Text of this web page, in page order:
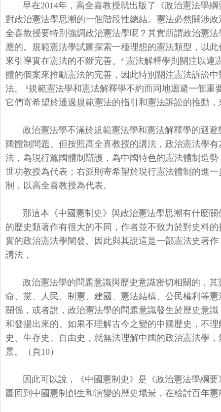
早在2014年，高全喜教授就出版了《政治憲法學綱
對政治憲法學思潮的一個階段性總結。憲法必然關涉政
全喜教授要特別強調政治憲法學呢？其實所謂政治憲法
應的。 規範憲法學試圖探索一種理想的憲法類型， 以
來引導實在憲法的不斷完善。⁴ 憲法解釋學則關注以違
體的個案來推動憲法的完善， 因此特別關注憲法訴訟
法。 ⁵規範憲法學和憲法解釋學不約而同地迴避一個重
它們寄希望於通過規範憲法的指引和憲法訴訟的推動，
政治憲法學不滿於規範憲法學和憲法解釋學的迴避
國體制問題。 但按照高全喜教授的講法，政治憲法學
法，為現行黨國體制辯護， 為中國特色的憲法體制造
世功教授為代表； 右派則寄希望於現行憲法體制的進一
制，以高全喜教授為代表。
那這本《中國憲制史》與政治憲法學思潮有什麼關
的歷史類著作有很大的不同， 作者並不致力於對史料
實的政治憲法學闡發。
因此與其說這是一部憲法史著
講法，
政治憲法學的問題意識與歷史意識密切相關的，
命、黨、人民、制憲、建國、憲法結構、 公民權利等
關係， 或者說，政治憲法學的問題意識發生於歷史意識
和發揚出來的。 如果不理解古今之變的中國歷史，不
史、生存史、自由史， 就無法理解中國的政治憲法學，
景。（頁10）
因此可以說，《中國憲制史》是《政治憲法學綱要
圖回到中國憲制創生和演變的歷史場景， 在檢討百年